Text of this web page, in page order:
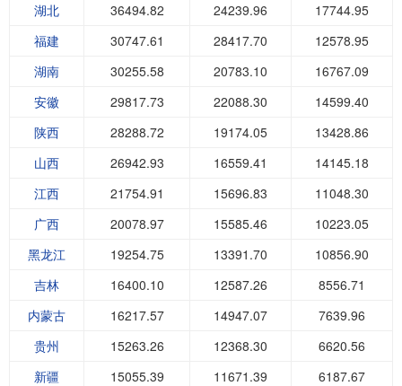
湖北
36494.82 24239.96
17744.95
福建
30747.61 28417.70
12578.95
湖南
30255.58 20783.10
16767.09
安徽
29817.73 22088.30
14599.40
陕西
28288.72 19174.05
13428.86
山西
26942.93 16559.41
14145.18
江西
21754.91 15696.83
11048.30
广西
20078.97 15585.46
10223.05
黑龙江
19254.75 13391.70
10856.90
吉林
16400.10 12587.26
8556.71
内蒙古
16217.57 14947.07
7639.96
贵州
15263.26 12368.30
6620.56
新疆
15055.39 11671.39
6187.67